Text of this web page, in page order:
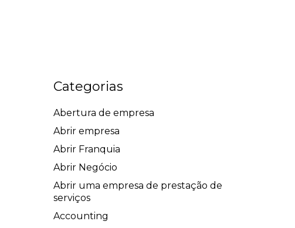
Categorias
Abertura de empresa
Abrir empresa
Abrir Franquia
Abrir Negócio
Abrir uma empresa de prestação de
serviços
Accounting